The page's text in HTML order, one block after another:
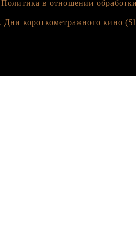
Политика в отношении
Дни короткометражного кино